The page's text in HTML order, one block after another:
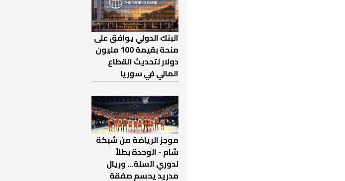
البنك الدولي يوافق على
منحة بقيمة 100 مليون
دولار لتحديث القطاع
المالي في سوريا
موجز الرياضة من شبكة
شام - الوحدة بطلاً
لدوري السلة... وريال
مدريد يحسم صفقة